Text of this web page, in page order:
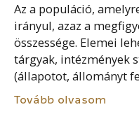
Az a populáció,
irányul, azaz a
összessége. Elemei
tárgyak, intézmények
(állapotot, állományt
Tovább olvasom